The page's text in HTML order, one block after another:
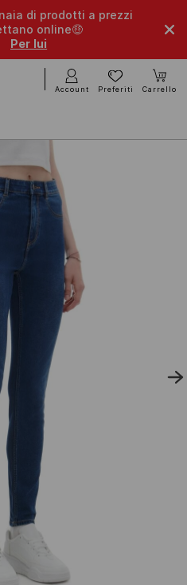
di prodotti a prezzi
online🤑
Per lui
Account Preferiti Carrello